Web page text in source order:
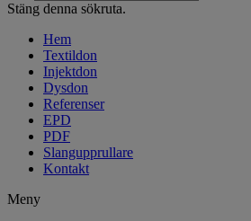
Stäng denna sökruta.
Hem
Textildon
Injektdon
Dysdon
Referenser
EPD
PDF
Slangupprullare
Kontakt
Meny